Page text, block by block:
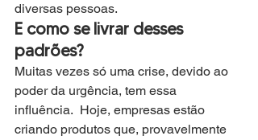
diversas pessoas.
E como se livrar desses
padrões?
Muitas vezes só uma crise, devido ao
poder da urgência, tem essa
influência.  Hoje, empresas estão
criando produtos que, provavelmente